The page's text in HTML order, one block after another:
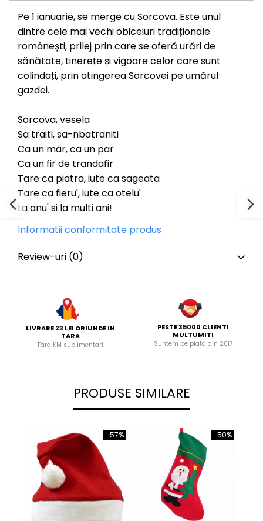
Pe 1 ianuarie, se merge cu Sorcova. Este unul
dintre cele mai vechi obiceiuri tradiționale
românești, prilej prin care se oferă urări de
sănătate, tinerețe și vigoare celor care sunt
colindați, prin atingerea Sorcovei pe umărul
gazdei.
Sorcova, vesela
Sa traiti, sa-nbatraniti
Ca un mar, ca un par
Ca un fir de trandafir
Tare ca piatra, iute ca sageata
Tare ca fieru', iute ca otelu'
La anu' si la multi ani!
Informatii conformitate produs
Review-uri (0)
LIVRARE 23 LEI ORIUNDE IN
TARA
Fara KM suplimentari
PESTE 35000 CLIENTI
MULTUMITI
Suntem pe piata din 2017
PRODUSE SIMILARE
-57% -50%